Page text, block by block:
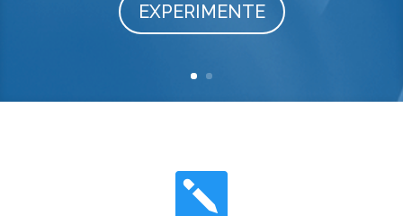
EXPERIMENTE
